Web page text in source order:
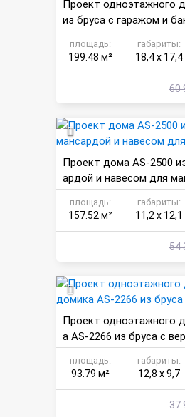
Проект одноэтажного
из бруса с гаражом и
площадь:
199.48 м²
габариты:
18,4 х 17,4
60
Проект дома AS-2500
ардой и навесом для
площадь:
157.52 м²
габариты:
11,2 х 12,1
54
Проект одноэтажного
а AS-2266 из бруса с
площадь:
93.79 м²
габариты:
12,8 х 9,7
37